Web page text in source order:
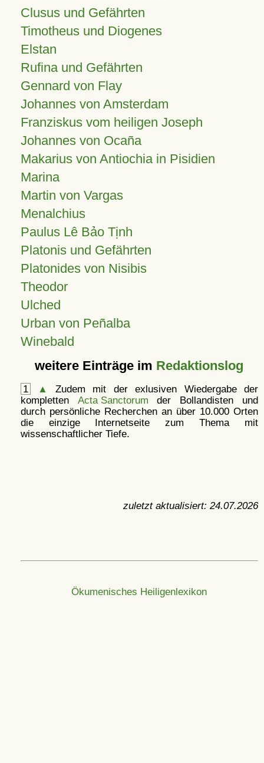
Clusus und Gefährten
Timotheus und Diogenes
Elstan
Rufina und Gefährten
Gennard von Flay
Johannes von Amsterdam
Franziskus vom heiligen Joseph
Johannes von Ocaña
Makarius von Antiochia in Pisidien
Marina
Martin von Vargas
Menalchius
Paulus Lê Bảo Tịnh
Platonis und Gefährten
Platonides von Nisibis
Theodor
Ulched
Urban von Peñalba
Winebald
weitere Einträge im Redaktionslog
1 ▲
Zudem mit der exlusiven Wiedergabe der
kompletten Acta Sanctorum der Bollandisten und
durch persönliche Recherchen an über 10.000 Orten
die einzige Internetseite zum Thema mit
wissenschaftlicher Tiefe.
zuletzt aktualisiert: 24.07.2026
Ökumenisches Heiligenlexikon